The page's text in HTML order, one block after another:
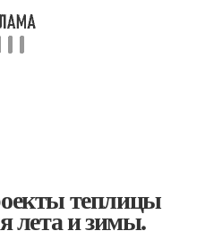
теплицы
лета и зимы.